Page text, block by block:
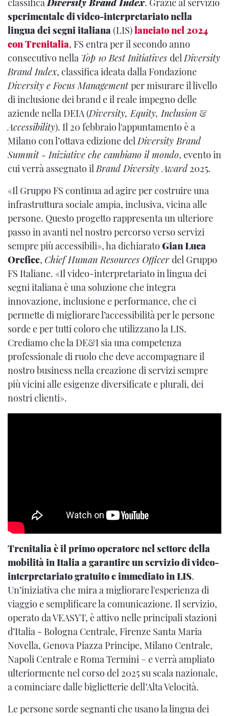
classificaDiversity Brand Index. Grazie al servizio
sperimentale di video-interpretariato nella
lingua dei segni italiana(LIS)lanciato nel 2024
con Trenitalia, FS entra per il secondo anno
consecutivo nella Top 10 Best Initiatives delDiversity
Brand Index, classifica ideata dalla Fondazione
Diversity e Focus Managementper misurare il livello
di inclusione dei brand e il reale impegno delle
aziende nella DEIA (Diversity, Equity, Inclusion &
Accessibility). Il 20 febbraio l'appuntamento è a
Milano con l’ottava edizione delDiversity Brand
Summit - Iniziative che cambiano il mondo, evento in
cui verrà assegnato ilBrand Diversity Award 2025.
«Il Gruppo FS continua ad agire per costruire una
infrastruttura sociale ampia, inclusiva, vicina alle
persone. Questo progetto rappresenta un ulteriore
passo in avanti nel nostro percorso verso servizi
sempre più accessibili», ha dichiarato Gian Luca
Orefice, Chief Human Resources Officer del Gruppo
FS Italiane. «Il video-interpretariato in lingua dei
segni italiana è una soluzione che integra
innovazione, inclusione e performance, che ci
permette di migliorare l’accessibilità per le persone
sorde e per tutti coloro che utilizzano la LIS.
Crediamo che la DE&I sia una competenza
professionale di ruolo che deve accompagnare il
nostro business nella creazione di servizi sempre
più vicini alle esigenze diversificate e plurali, dei
nostri clienti».
Trenitalia è il primo operatore nel settore della
mobilità in Italia a garantire un servizio di video-
interpretariato gratuito e immediato in LIS.
Un’iniziativa che mira a migliorare l'esperienza di
viaggio e semplificare la comunicazione. Il servizio,
operato da VEASYT, è attivo nelle principali stazioni
d’Italia - Bologna Centrale, Firenze Santa Maria
Novella, Genova Piazza Principe, Milano Centrale,
Napoli Centrale e Roma Termini – e verrà ampliato
ulteriormente nel corso del 2025 su scala nazionale,
a cominciare dalle biglietterie dell’Alta Velocità.
Le persone sorde segnanti che usano la lingua dei